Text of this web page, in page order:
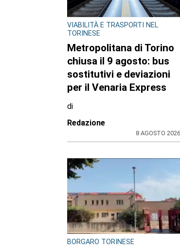
CRONACA
Ciclisti travolti, i
carabinieri confermano
la lite con
l’automobilista prima del
drammatico fatto:
l’uomo si sarebbe
Redazione
8 AGOSTO 2026
ULTIME NOTIZIE